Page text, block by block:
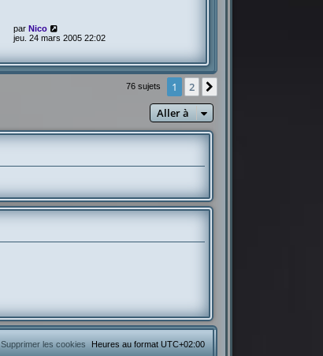
par Nico
jeu. 24 mars 2005 22:02
76 sujets 1 2
Aller à
Heures au format UTC+02:00
Supprimer les cookies